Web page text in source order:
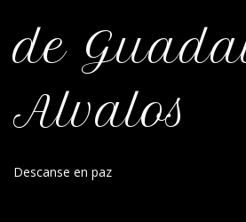
de
Alvalos
Descanse en paz